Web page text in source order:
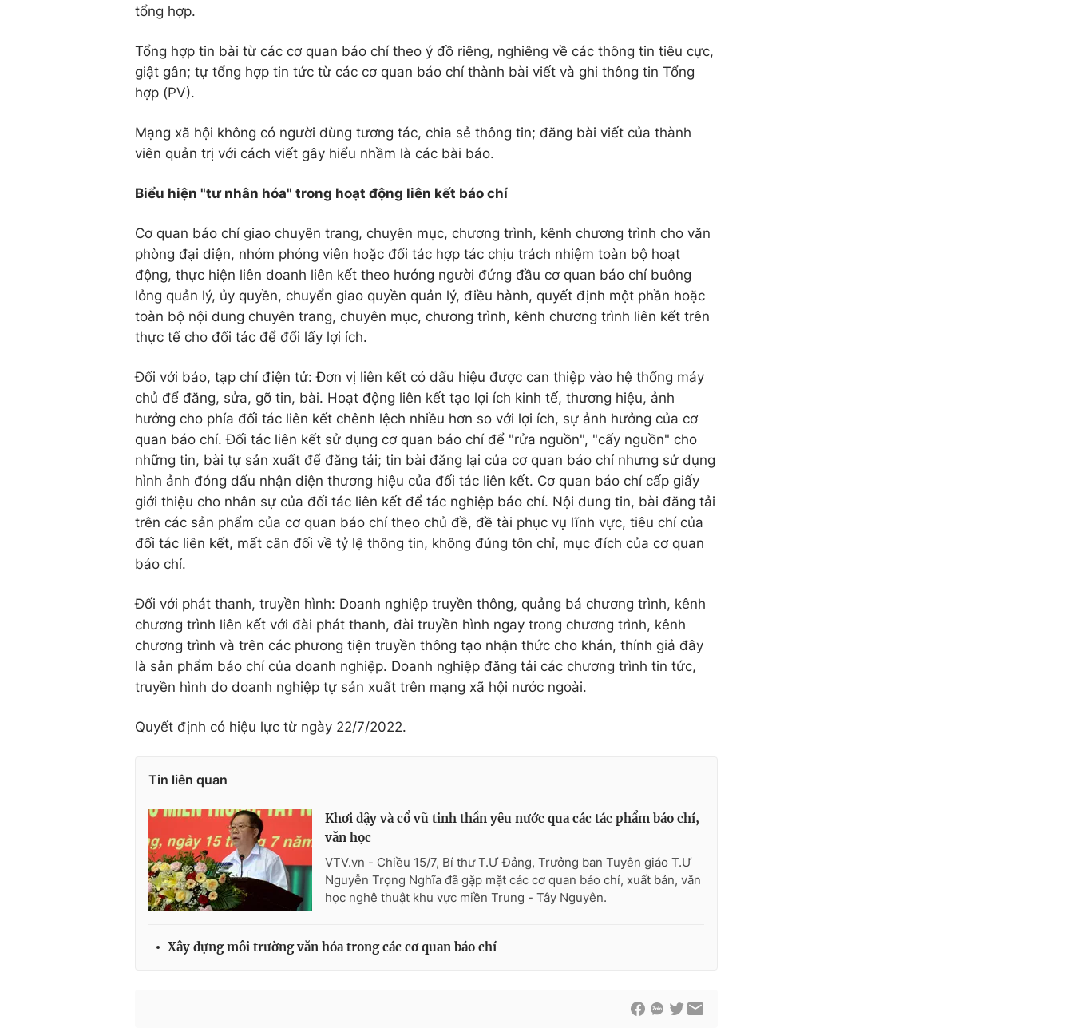
tổng hợp.
Tổng hợp tin bài từ các cơ quan báo chí theo ý đồ riêng, nghiêng về các thông tin tiêu cực,
giật gân; tự tổng hợp tin tức từ các cơ quan báo chí thành bài viết và ghi thông tin Tổng
hợp (PV).
Mạng xã hội không có người dùng tương tác, chia sẻ thông tin; đăng bài viết của thành
viên quản trị với cách viết gây hiểu nhầm là các bài báo.
Biểu hiện "tư nhân hóa" trong hoạt động liên kết báo chí
Cơ quan báo chí giao chuyên trang, chuyên mục, chương trình, kênh chương trình cho văn
phòng đại diện, nhóm phóng viên hoặc đối tác hợp tác chịu trách nhiệm toàn bộ hoạt
động, thực hiện liên doanh liên kết theo hướng người đứng đầu cơ quan báo chí buông
lỏng quản lý, ủy quyền, chuyển giao quyền quản lý, điều hành, quyết định một phần hoặc
toàn bộ nội dung chuyên trang, chuyên mục, chương trình, kênh chương trình liên kết trên
thực tế cho đối tác để đổi lấy lợi ích.
Đối với báo, tạp chí điện tử: Đơn vị liên kết có dấu hiệu được can thiệp vào hệ thống máy
chủ để đăng, sửa, gỡ tin, bài. Hoạt động liên kết tạo lợi ích kinh tế, thương hiệu, ảnh
hưởng cho phía đối tác liên kết chênh lệch nhiều hơn so với lợi ích, sự ảnh hưởng của cơ
quan báo chí. Đối tác liên kết sử dụng cơ quan báo chí để "rửa nguồn", "cấy nguồn" cho
những tin, bài tự sản xuất để đăng tải; tin bài đăng lại của cơ quan báo chí nhưng sử dụng
hình ảnh đóng dấu nhận diện thương hiệu của đối tác liên kết. Cơ quan báo chí cấp giấy
giới thiệu cho nhân sự của đối tác liên kết để tác nghiệp báo chí. Nội dung tin, bài đăng tải
trên các sản phẩm của cơ quan báo chí theo chủ đề, đề tài phục vụ lĩnh vực, tiêu chí của
đối tác liên kết, mất cân đối về tỷ lệ thông tin, không đúng tôn chỉ, mục đích của cơ quan
báo chí.
Đối với phát thanh, truyền hình: Doanh nghiệp truyền thông, quảng bá chương trình, kênh
chương trình liên kết với đài phát thanh, đài truyền hình ngay trong chương trình, kênh
chương trình và trên các phương tiện truyền thông tạo nhận thức cho khán, thính giả đây
là sản phẩm báo chí của doanh nghiệp. Doanh nghiệp đăng tải các chương trình tin tức,
truyền hình do doanh nghiệp tự sản xuất trên mạng xã hội nước ngoài.
Quyết định có hiệu lực từ ngày 22/7/2022.
Tin liên quan
Khơi dậy và cổ vũ tinh thần yêu nước qua các tác phẩm báo chí,
văn học
VTV.vn - Chiều 15/7, Bí thư T.Ư Đảng, Trưởng ban Tuyên giáo T.Ư
Nguyễn Trọng Nghĩa đã gặp mặt các cơ quan báo chí, xuất bản, văn
học nghệ thuật khu vực miền Trung - Tây Nguyên.
Xây dựng môi trường văn hóa trong các cơ quan báo chí